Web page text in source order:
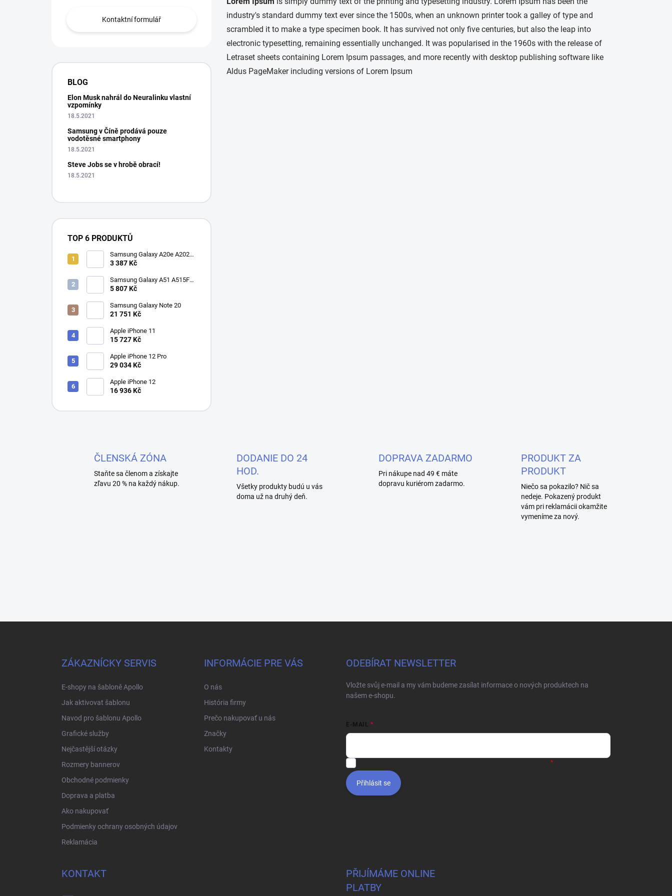
Kontaktní formulář
BLOG
Elon Musk nahrál do Neuralinku vlastní
vzpomínky
18.5.2021
Samsung v Číně prodává pouze
vodotěsné smartphony
18.5.2021
Steve Jobs se v hrobě obrací!
18.5.2021
TOP 6 PRODUKTŮ
Samsung Galaxy A20e A202F
Dual SIM
3 387 Kč
Samsung Galaxy A51 A515F
Dual SIM
5 807 Kč
Samsung Galaxy Note 20
21 751 Kč
Apple iPhone 11
15 727 Kč
Apple iPhone 12 Pro
29 034 Kč
Apple iPhone 12
16 936 Kč
industry's standard dummy text ever since the 1500s, when an unknown printer took a galley of type and
scrambled it to make a type specimen book. It has survived not only five centuries, but also the leap into
electronic typesetting, remaining essentially unchanged. It was popularised in the 1960s with the release of
Letraset sheets containing Lorem Ipsum passages, and more recently with desktop publishing software like
Aldus PageMaker including versions of Lorem Ipsum
ČLENSKÁ ZÓNA
Staňte sa členom a získajte
zľavu 20 % na každý nákup.
DODANIE DO 24
HOD.
Všetky produkty budú u vás
doma už na druhý deň.
DOPRAVA ZADARMO
Pri nákupe nad 49 € máte
dopravu kuriérom zadarmo.
PRODUKT ZA
PRODUKT
Niečo sa pokazilo? Nič sa
nedeje. Pokazený produkt
vám pri reklamácii okamžite
vymeníme za nový.
ZÁKAZNÍCKY SERVIS
E-shopy na šabloně Apollo
Jak aktivovat šablonu
Navod pro šablonu Apollo
Grafické služby
Nejčastější otázky
Rozmery bannerov
Obchodné podmienky
Doprava a platba
Ako nakupovať
Podmienky ochrany osobných údajov
Reklamácia
INFORMÁCIE PRE VÁS
O nás
História firmy
Prečo nakupovať u nás
Značky
Kontakty
ODEBÍRAT NEWSLETTER
Vložte svůj e-mail a my vám budeme zasílat informace o nových produktech na
našem e-shopu.
E-MAIL
Přihlásit se
KONTAKT
PŘIJÍMÁME ONLINE
PLATBY